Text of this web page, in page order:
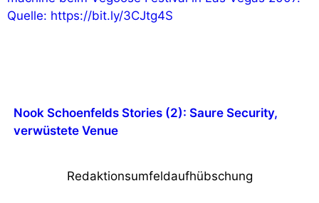
Nook Schoenfelds Stories (2): Saure Security,
verwüstete Venue
Redaktionsumfeldaufhübschung